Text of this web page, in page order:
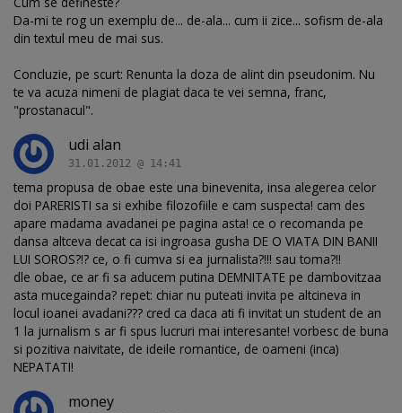
Da-mi te rog un exemplu de... de-ala... cum ii zice... sofism de-ala
din textul meu de mai sus.
Concluzie, pe scurt: Renunta la doza de alint din pseudonim. Nu
te va acuza nimeni de plagiat daca te vei semna, franc,
"prostanacul".
udi alan
31.01.2012 @ 14:41
tema propusa de obae este una binevenita, insa alegerea celor
doi PARERISTI sa si exhibe filozofiile e cam suspecta! cam des
apare madama avadanei pe pagina asta! ce o recomanda pe
dansa altceva decat ca isi ingroasa gusha DE O VIATA DIN BANII
LUI SOROS?!? ce, o fi cumva si ea jurnalista?!!! sau toma?!!
dle obae, ce ar fi sa aducem putina DEMNITATE pe dambovitzaa
asta mucegainda? repet: chiar nu puteati invita pe altcineva in
locul ioanei avadani??? cred ca daca ati fi invitat un student de an
1 la jurnalism s ar fi spus lucruri mai interesante! vorbesc de buna
si pozitiva naivitate, de ideile romantice, de oameni (inca)
NEPATATI!
money